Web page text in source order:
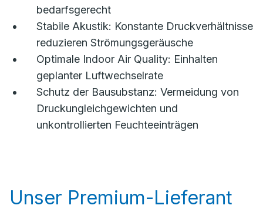
bedarfsgerecht
Stabile Akustik: Konstante Druckverhältnisse
reduzieren Strömungsgeräusche
Optimale Indoor Air Quality: Einhalten
geplanter Luftwechselrate
Schutz der Bausubstanz: Vermeidung von
Druckungleichgewichten und
unkontrollierten Feuchteeinträgen
Unser Premium-Lieferant